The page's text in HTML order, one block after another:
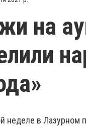
на
неделе в Лазурном